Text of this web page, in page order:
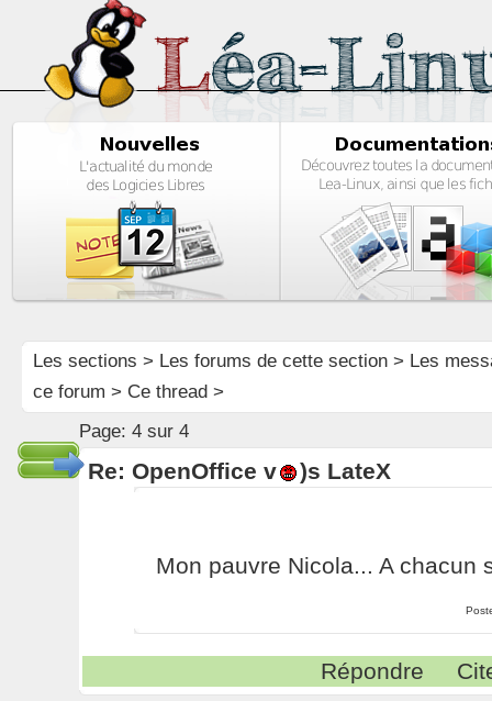
Les sections > Les forums de cette section> Les
ce forum > Ce thread >
Page: 4 sur 4
Re: OpenOffice v )s LateX
Mon pauvre Nicola... A chacun
Répondre